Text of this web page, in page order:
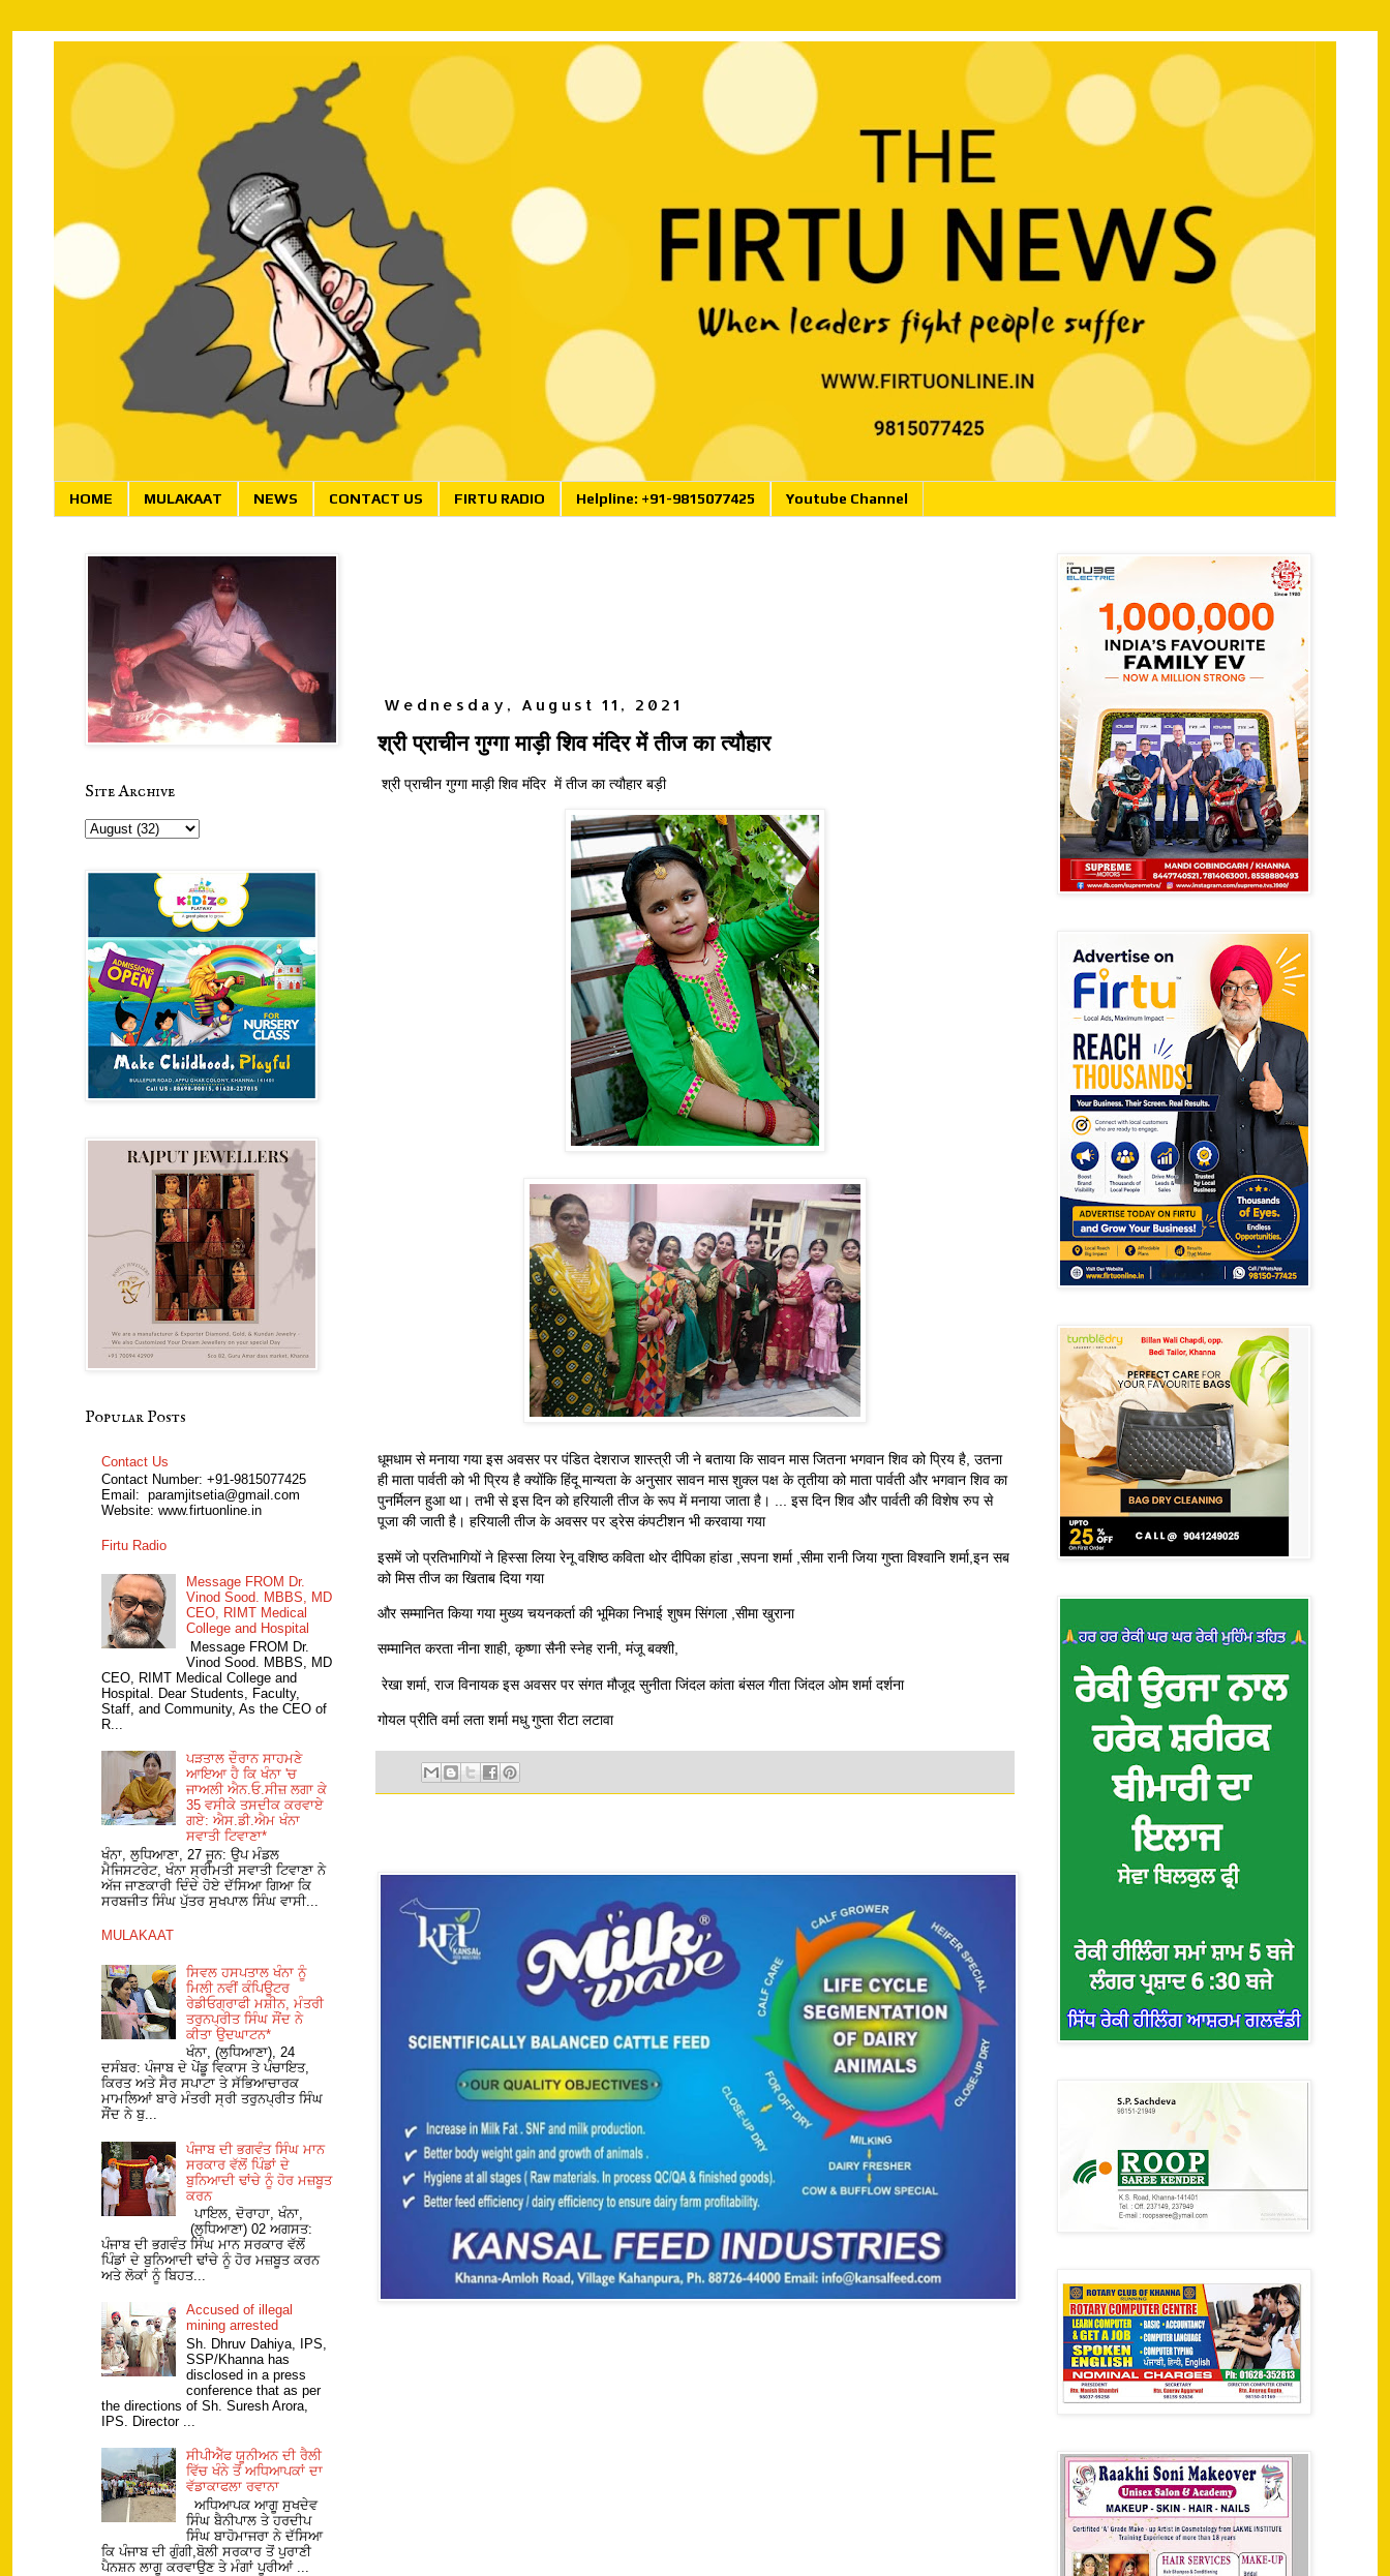
HOME MULAKAAT NEWS CONTACT US FIRTU RADIO Helpline: +91-9815077425 Youtube Channel
Wednesday, August 11, 2021
श्री प्राचीन गुग्गा माड़ी शिव मंदिर में तीज का त्यौहार
श्री प्राचीन गुग्गा माड़ी शिव मंदिर में तीज का त्यौहार बड़ी
धूमधाम से मनाया गया इस अवसर पर पंडित देशराज शास्त्री जी ने बताया कि सावन मास जितना भगवान शिव को प्रिय है, उतना
ही माता पार्वती को भी प्रिय है क्योंकि हिंदू मान्यता के अनुसार सावन मास शुक्ल पक्ष के तृतीया को माता पार्वती और भगवान शिव का
पुनर्मिलन हुआ था। तभी से इस दिन को हरियाली तीज के रूप में मनाया जाता है। ... इस दिन शिव और पार्वती की विशेष रुप से
पूजा की जाती है। हरियाली तीज के अवसर पर ड्रेस कंपटीशन भी करवाया गया
इसमें जो प्रतिभागियों ने हिस्सा लिया रेनू वशिष्ठ कविता थोर दीपिका हांडा ,सपना शर्मा ,सीमा रानी जिया गुप्ता विश्वानि शर्मा,इन सब
को मिस तीज का खिताब दिया गया
और सम्मानित किया गया मुख्य चयनकर्ता की भूमिका निभाई शुषम सिंगला ,सीमा खुराना
सम्मानित करता नीना शाही, कृष्णा सैनी स्नेह रानी, मंजू बक्शी,
रेखा शर्मा, राज विनायक इस अवसर पर संगत मौजूद सुनीता जिंदल कांता बंसल गीता जिंदल ओम शर्मा दर्शना
गोयल प्रीति वर्मा लता शर्मा मधु गुप्ता रीटा लटावा
Site Archive
Popular Posts
Contact Us
Contact Number: +91-9815077425
Email: paramjitsetia@gmail.com
Website: www.firtuonline.in
Firtu Radio
Message FROM Dr.
Vinod Sood. MBBS, MD
CEO, RIMT Medical
College and Hospital
Message FROM Dr.
Vinod Sood. MBBS, MD
CEO, RIMT Medical College and
Hospital. Dear Students, Faculty,
Staff, and Community, As the CEO of
R...
ਪੜਤਾਲ ਦੌਰਾਨ ਸਾਹਮਣੇ
ਆਇਆ ਹੈ ਕਿ ਖੰਨਾ 'ਚ
ਜਾਅਲੀ ਐਨ.ਓ.ਸੀਜ਼ ਲਗਾ ਕੇ
35 ਵਸੀਕੇ ਤਸਦੀਕ ਕਰਵਾਏ
ਗਏ: ਐਸ.ਡੀ.ਐਮ ਖੰਨਾ
ਸਵਾਤੀ ਟਿਵਾਣਾ*
ਖੰਨਾ, ਲੁਧਿਆਣਾ, 27 ਜੂਨ: ਉਪ ਮੰਡਲ
ਮੈਜਿਸਟਰੇਟ, ਖੰਨਾ ਸ੍ਰੀਮਤੀ ਸਵਾਤੀ ਟਿਵਾਣਾ ਨੇ
ਅੱਜ ਜਾਣਕਾਰੀ ਦਿੰਦੇ ਹੋਏ ਦੱਸਿਆ ਗਿਆ ਕਿ
ਸਰਬਜੀਤ ਸਿੰਘ ਪੁੱਤਰ ਸੁਖਪਾਲ ਸਿੰਘ ਵਾਸੀ...
MULAKAAT
ਸਿਵਲ ਹਸਪਤਾਲ ਖੰਨਾ ਨੂੰ
ਮਿਲੀ ਨਵੀਂ ਕੰਪਿਊਟਰ
ਰੇਡੀਓਗ੍ਰਾਫੀ ਮਸ਼ੀਨ, ਮੰਤਰੀ
ਤਰੁਨਪ੍ਰੀਤ ਸਿੰਘ ਸੌਂਦ ਨੇ
ਕੀਤਾ ਉਦਘਾਟਨ*
ਖੰਨਾ, (ਲੁਧਿਆਣਾ), 24
ਦਸੰਬਰ: ਪੰਜਾਬ ਦੇ ਪੇਂਡੂ ਵਿਕਾਸ ਤੇ ਪੰਚਾਇਤ,
ਕਿਰਤ ਅਤੇ ਸੈਰ ਸਪਾਟਾ ਤੇ ਸੱਭਿਆਚਾਰਕ
ਮਾਮਲਿਆਂ ਬਾਰੇ ਮੰਤਰੀ ਸ੍ਰੀ ਤਰੁਨਪ੍ਰੀਤ ਸਿੰਘ
ਸੌਂਦ ਨੇ ਬੁ...
ਪੰਜਾਬ ਦੀ ਭਗਵੰਤ ਸਿੰਘ ਮਾਨ
ਸਰਕਾਰ ਵੱਲੋਂ ਪਿੰਡਾਂ ਦੇ
ਬੁਨਿਆਦੀ ਢਾਂਚੇ ਨੂੰ ਹੋਰ ਮਜ਼ਬੂਤ
ਕਰਨ
ਪਾਇਲ, ਦੋਰਾਹਾ, ਖੰਨਾ,
(ਲੁਧਿਆਣਾ) 02 ਅਗਸਤ:
ਪੰਜਾਬ ਦੀ ਭਗਵੰਤ ਸਿੰਘ ਮਾਨ ਸਰਕਾਰ ਵੱਲੋਂ
ਪਿੰਡਾਂ ਦੇ ਬੁਨਿਆਦੀ ਢਾਂਚੇ ਨੂੰ ਹੋਰ ਮਜ਼ਬੂਤ ਕਰਨ
ਅਤੇ ਲੋਕਾਂ ਨੂੰ ਬਿਹਤ...
Accused of illegal
mining arrested
Sh. Dhruv Dahiya, IPS,
SSP/Khanna has
disclosed in a press
conference that as per
the directions of Sh. Suresh Arora,
IPS. Director ...
ਸੀਪੀਐੱਫ ਯੂਨੀਅਨ ਦੀ ਰੈਲੀ
ਵਿੱਚ ਖੰਨੇ ਤੋਂ ਅਧਿਆਪਕਾਂ ਦਾ
ਵੱਡਾਕਾਫਲਾ ਰਵਾਨਾ
ਅਧਿਆਪਕ ਆਗੂ ਸੁਖਦੇਵ
ਸਿੰਘ ਬੈਨੀਪਾਲ ਤੇ ਹਰਦੀਪ
ਸਿੰਘ ਬਾਹੋਮਾਜਰਾ ਨੇ ਦੱਸਿਆ
ਕਿ ਪੰਜਾਬ ਦੀ ਗੁੰਗੀ,ਬੋਲੀ ਸਰਕਾਰ ਤੋਂ ਪੁਰਾਣੀ
ਪੈਨਸ਼ਨ ਲਾਗੂ ਕਰਵਾਉਣ ਤੇ ਮੰਗਾਂ ਪੂਰੀਆਂ ...